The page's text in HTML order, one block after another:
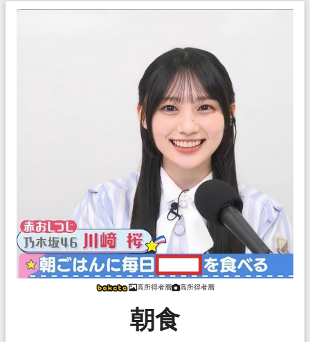
高所得者層 高所得者層
朝食